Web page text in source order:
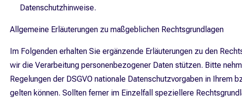
Datenschutzhinweise.
Allgemeine Erläuterungen zu maßgeblichen Rechtsgrundlagen
Im Folgenden erhalten Sie ergänzende Erläuterungen zu den
wir die Verarbeitung personenbezogener Daten stützen. Bitte
Regelungen der DSGVO nationale Datenschutzvorgaben in Ihrem
gelten können. Sollten ferner im Einzelfall speziellere